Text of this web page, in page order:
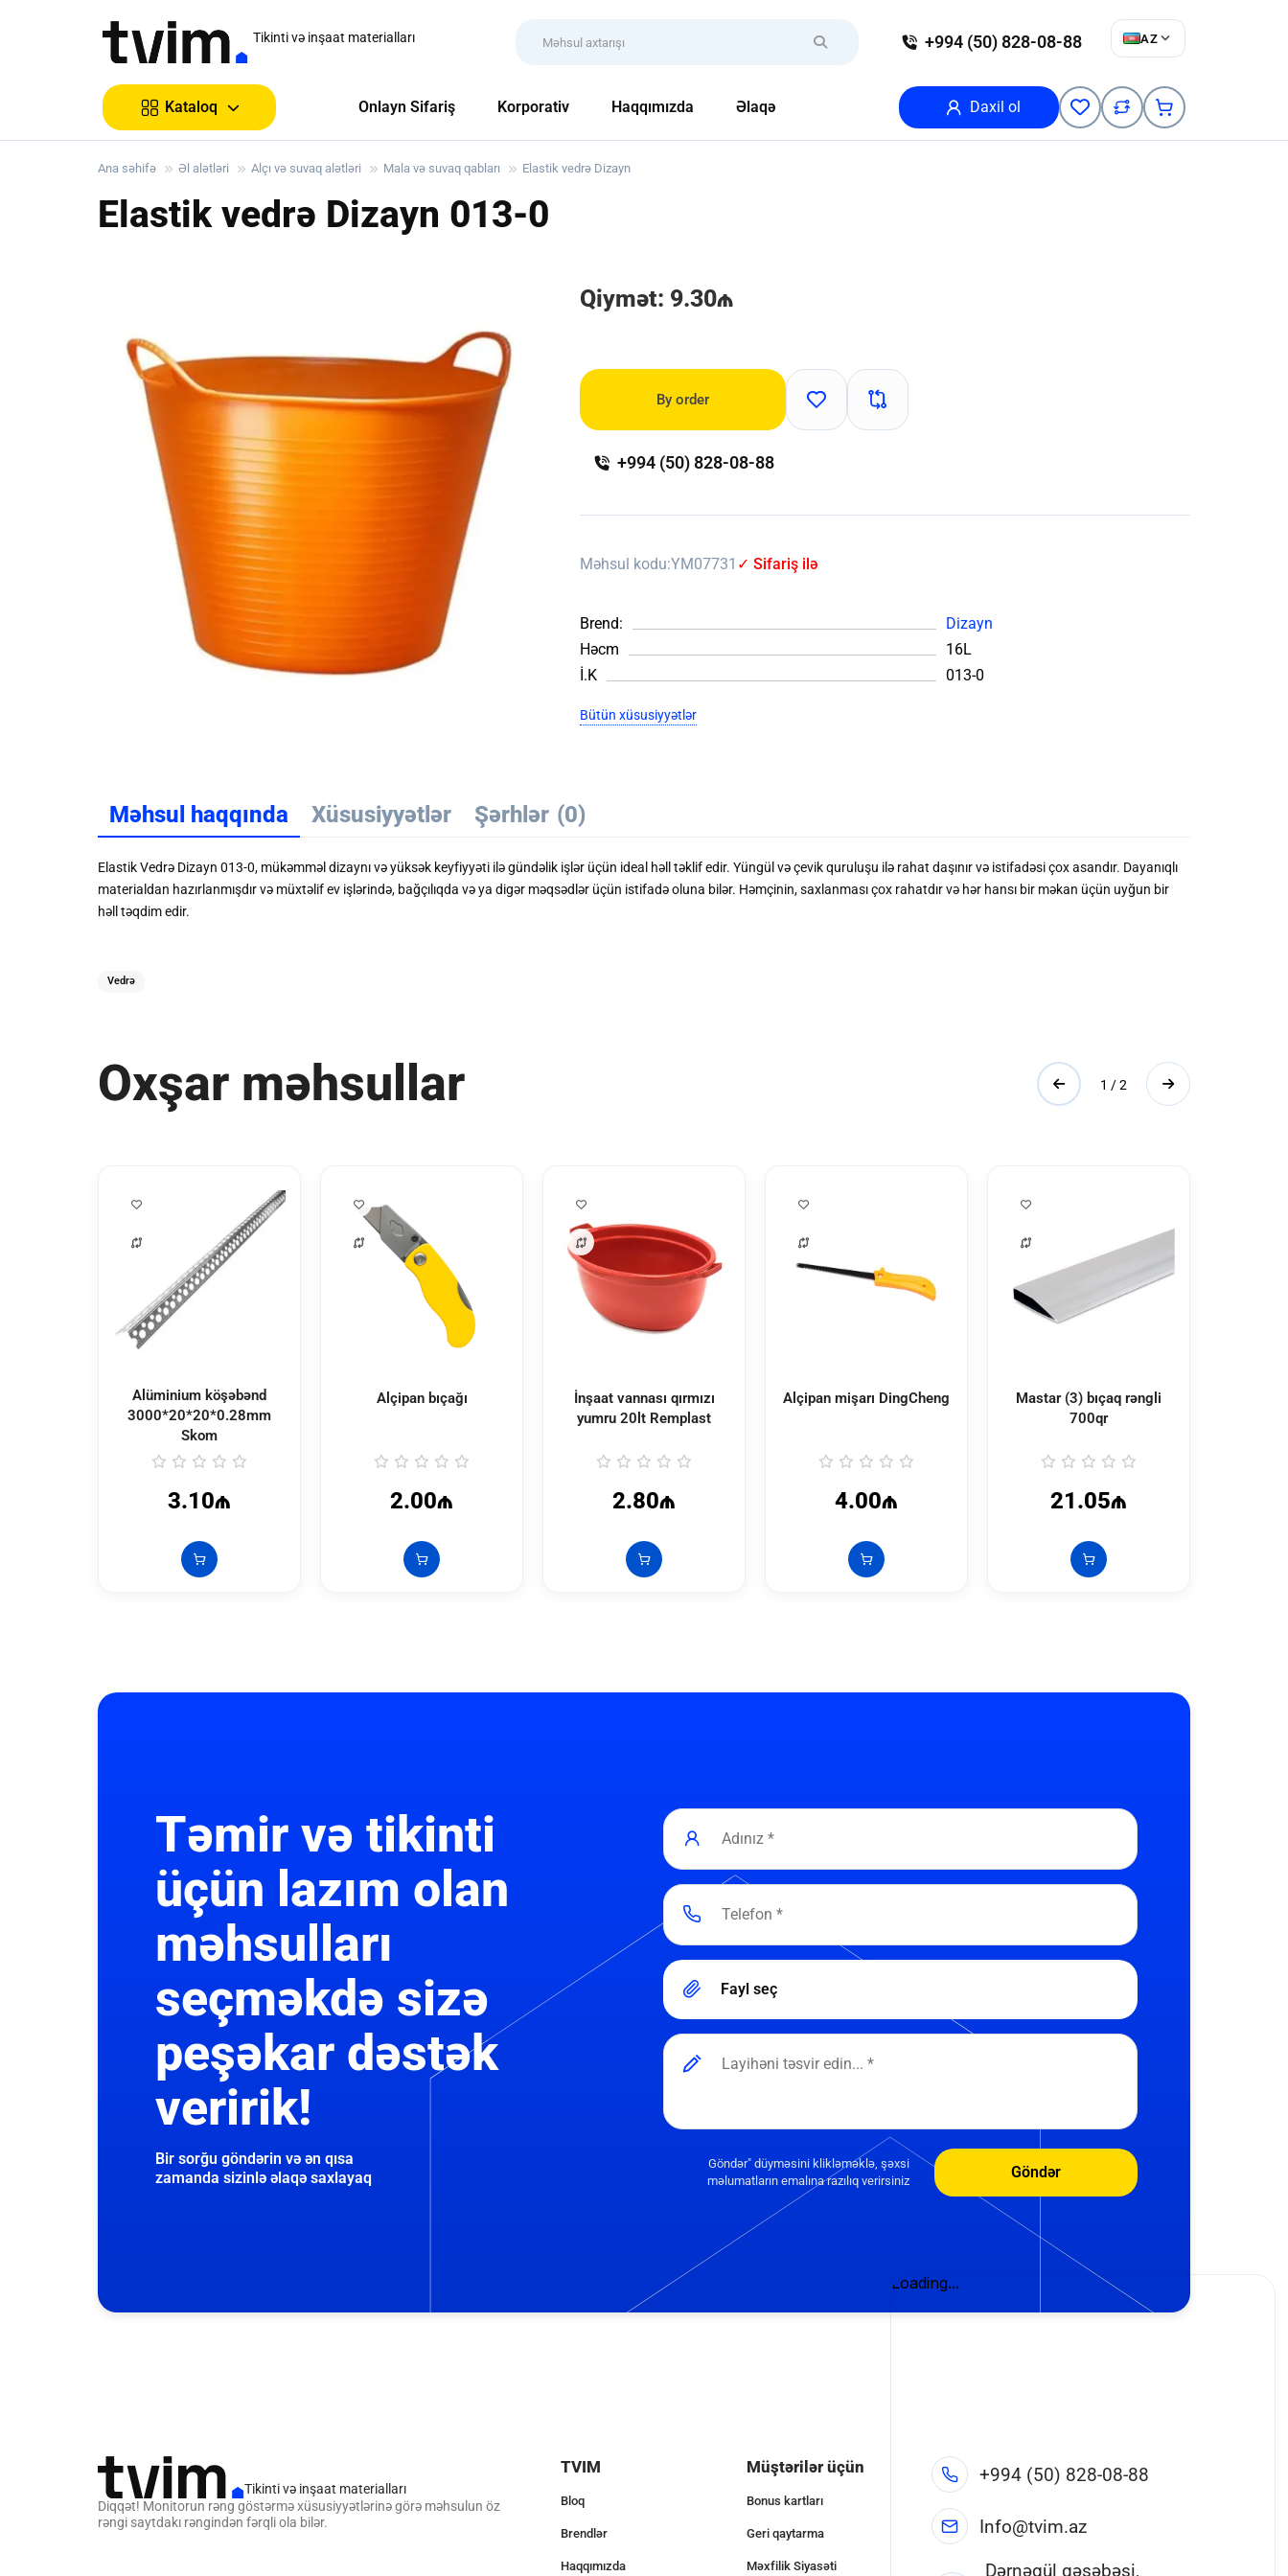
Tikinti və inşaat materialları +994 (50) 828-08-88 AZ
Kataloq Onlayn Sifariş Korporativ Haqqımızda Əlaqə Daxil ol
Ana səhifə Əl alətləri Alçı və suvaq alətləri Mala və suvaq qabları Elastik vedrə Dizayn
Elastik vedrə Dizayn 013-0
Qiymət: 9.30₼
By order
+994 (50) 828-08-88
Məhsul kodu:YM07731 ✓ Sifariş ilə
Brend:
Dizayn
Həcm
16L
İ.K
013-0
Bütün xüsusiyyətlər
Məhsul haqqında Xüsusiyyətlər Şərhlər (0)
Elastik Vedrə Dizayn 013-0, mükəmməl dizaynı və yüksək keyfiyyəti ilə gündəlik işlər üçün ideal həll təklif edir. Yüngül və çevik quruluşu ilə rahat daşınır və istifadəsi çox asandır. Dayanıqlı
materialdan hazırlanmışdır və müxtəlif ev işlərində, bağçılıqda və ya digər məqsədlər üçün istifadə oluna bilər. Həmçinin, saxlanması çox rahatdır və hər hansı bir məkan üçün uyğun bir
həll təqdim edir.
Vedrə
Oxşar məhsullar
Alüminium köşəbənd
3000*20*20*0.28mm
Skom
3.10₼
Alçipan bıçağı
2.00₼
İnşaat vannası qırmızı
yumru 20lt Remplast
2.80₼
Alçipan mişarı DingCheng
4.00₼
Mastar (3) bıçaq rəngli
700qr
21.05₼
1 / 2
Təmir və tikinti
üçün lazım olan
məhsulları
seçməkdə sizə
peşəkar dəstək
veririk!
Bir sorğu göndərin və ən qısa
zamanda sizinlə əlaqə saxlayaq
Fayl seç
Göndər" düyməsini klikləməklə, şəxsi
məlumatların emalına razılıq verirsiniz
Göndər
Tikinti və inşaat materialları
Diqqət! Monitorun rəng göstərmə xüsusiyyətlərinə görə məhsulun öz
rəngi saytdakı rəngindən fərqli ola bilər.
TVIM
Bloq
Brendlər
Haqqımızda
Müştərilər üçün
Bonus kartları
Geri qaytarma
Məxfilik Siyasəti
+994 (50) 828-08-88
Info@tvim.az
Dərnəgül qəsəbəsi,